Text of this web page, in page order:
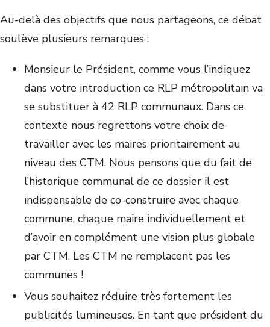
Au-delà des objectifs que nous partageons, ce débat
soulève plusieurs remarques :
Monsieur le Président, comme vous l’indiquez
dans votre introduction ce RLP métropolitain va
se substituer à 42 RLP communaux. Dans ce
contexte nous regrettons votre choix de
travailler avec les maires prioritairement au
niveau des CTM. Nous pensons que du fait de
l’historique communal de ce dossier il est
indispensable de co-construire avec chaque
commune, chaque maire individuellement et
d’avoir en complément une vision plus globale
par CTM. Les CTM ne remplacent pas les
communes !
Vous souhaitez réduire très fortement les
publicités lumineuses. En tant que président du